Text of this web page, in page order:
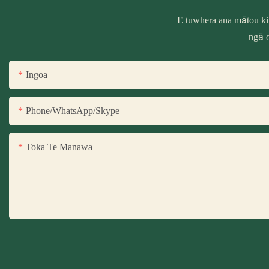
E tuwhera ana mātou
ngā
Ingoa
Phone/WhatsApp/Skype
Toka Te Manawa